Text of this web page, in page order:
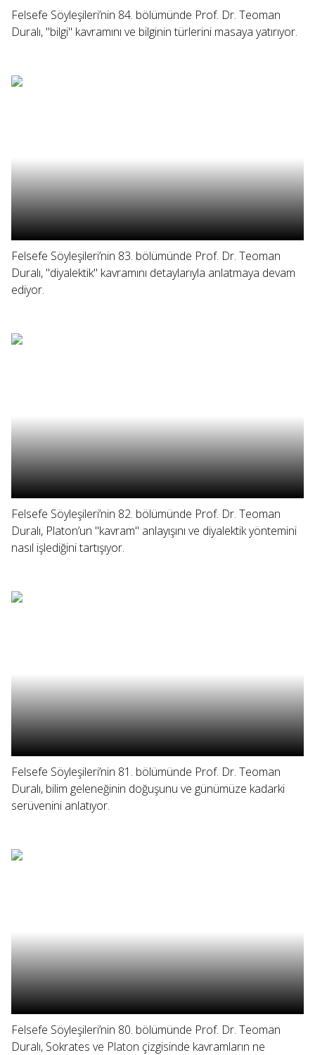
Felsefe Söyleşileri’nin 84. bölümünde Prof. Dr. Teoman
Duralı, "bilgi" kavramını ve bilginin türlerini masaya yatırıyor.
Felsefe Söyleşileri’nin 83. bölümünde Prof. Dr. Teoman
Duralı, "diyalektik" kavramını detaylarıyla anlatmaya devam
ediyor.
Felsefe Söyleşileri’nin 82. bölümünde Prof. Dr. Teoman
Duralı, Platon’un "kavram" anlayışını ve diyalektik yöntemini
nasıl işlediğini tartışıyor.
Felsefe Söyleşileri’nin 81. bölümünde Prof. Dr. Teoman
Duralı, bilim geleneğinin doğuşunu ve günümüze kadarki
serüvenini anlatıyor.
Felsefe Söyleşileri’nin 80. bölümünde Prof. Dr. Teoman
Duralı, Sokrates ve Platon çizgisinde kavramların ne